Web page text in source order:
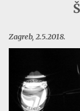
NAŠE PJESME
Zagreb, 2.5.2018.